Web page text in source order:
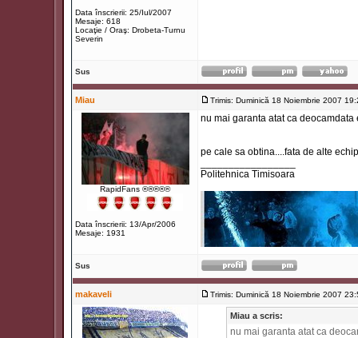
Data înscrierii: 25/Iul/2007
Mesaje: 618
Locaţie / Oraş: Drobeta-Turnu
Severin
Sus
Miau Trimis: Duminică 18 Noiembrie 2007
RapidFans ®®®®®
Data înscrierii: 13/Apr/2006
Mesaje: 1931
nu mai garanta atat ca
pe cale sa obtina....fata de alte
Politehnica Timisoara
Sus
makaveli Trimis: Duminică 18 Noiembrie 2007
Miau a scris:
nu mai garanta atat ca